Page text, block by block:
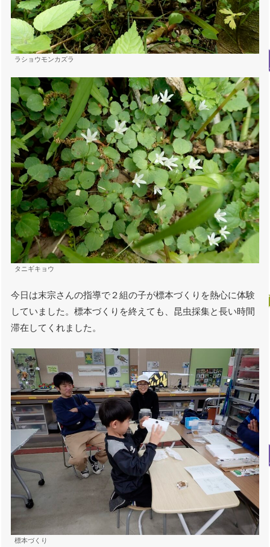
ラショウモンカズラ
タニギキョウ
今日は末宗さんの指導で２組の子が標本づくりを熱心に体験
していました。標本づくりを終えても、昆虫採集と長い時間
滞在してくれました。
標本づくり